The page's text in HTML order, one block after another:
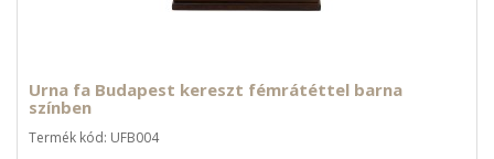
Urna fa Budapest kereszt fémrátéttel barna
színben
Termék kód: UFB004